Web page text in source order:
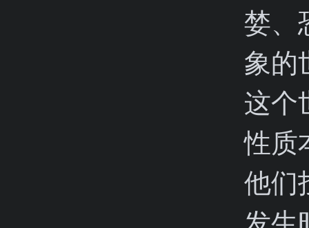
婪、
象的
这个
性质
他们